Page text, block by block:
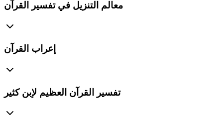
معالم التنزيل في تفسير القرآن
إعراب القرآن
تفسير القرآن العظيم لإبن كثير